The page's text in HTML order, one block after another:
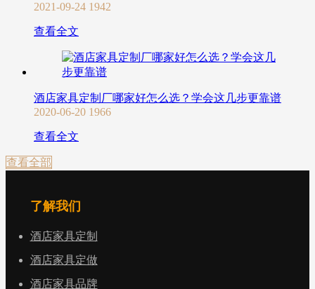
2021-09-24 1942
查看全文
酒店家具定制厂哪家好怎么选？学会这几步更靠谱
2020-06-20 1966
查看全文
查看全部
了解我们
酒店家具定制
酒店家具定做
酒店家具品牌